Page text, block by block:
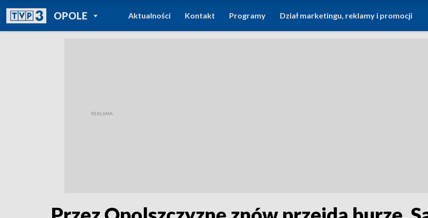
OPOLEPOWRÓT DO
TVP REGIONY
Aktualności Kontakt Programy Dział marketingu, reklamy i promocji